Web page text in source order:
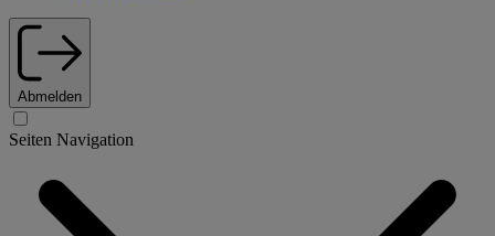
Abmelden
Seiten Navigation